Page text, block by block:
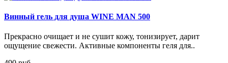
Винный гель для душа WINE MAN 500
Прекрасно очищает и не сушит кожу, тонизирует, дарит
ощущение свежести. Активные компоненты геля для..